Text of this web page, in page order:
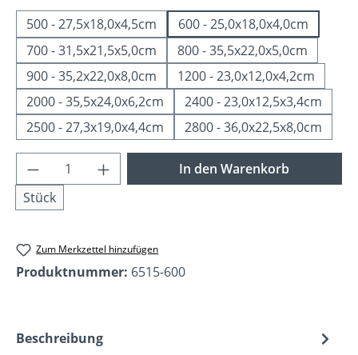
500 - 27,5x18,0x4,5cm
600 - 25,0x18,0x4,0cm
700 - 31,5x21,5x5,0cm
800 - 35,5x22,0x5,0cm
900 - 35,2x22,0x8,0cm
1200 - 23,0x12,0x4,2cm
2000 - 35,5x24,0x6,2cm
2400 - 23,0x12,5x3,4cm
2500 - 27,3x19,0x4,4cm
2800 - 36,0x22,5x8,0cm
Produkt Anzahl: Gib den gewünschten
Stück
In den Warenkorb
Zum Merkzettel hinzufügen
Produktnummer: 6515-600
Beschreibung